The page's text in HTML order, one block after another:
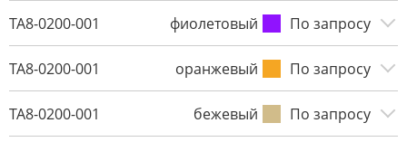
TA8-0200-001 фиолетовый По запросу
TA8-0200-001 оранжевый По запросу
TA8-0200-001 бежевый
По запросу